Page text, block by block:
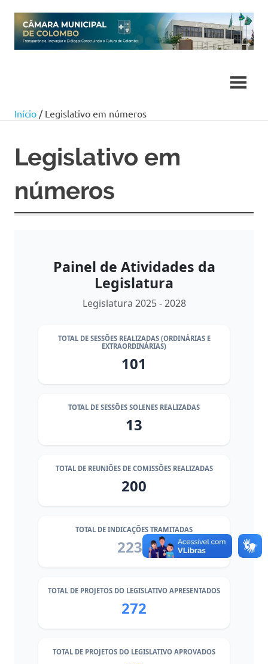
content
Início / Legislativo em números
Legislativo em
números